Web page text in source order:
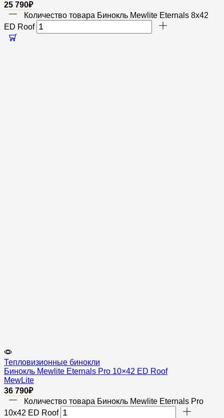
25 790₽
Количество товара Бинокль Mewlite Eternals 8x42
ED Roof
Тепловизионные бинокли
Бинокль Mewlite Eternals Pro 10×42 ED Roof
MewLite
36 790₽
Количество товара Бинокль Mewlite Eternals Pro
10x42 ED Roof